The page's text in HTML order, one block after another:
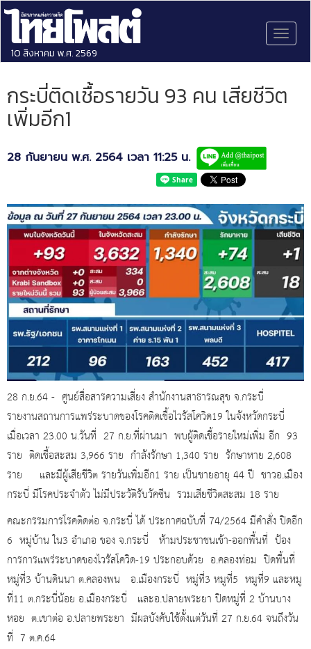
10 สิงหาคม พ.ศ. 2569
กระบี่ติดเชื้อรายวัน 93 คน เสียชีวิต
เพิ่มอีก1
28 กันยายน พ.ศ. 2564 เวลา 11:25 น.
28 ก.ย.64 - ศูนย์สื่อสารความเสี่ยง สำนักงานสาธารณสุข จ.กระบี่
รายงานสถานการแพร่ระบาดของโรคติดเชื้อไวรัสโควิด19 ในจังหวัดกระบี่
เมื่อเวลา 23.00 น.วันที่ 27 ก.ย.ที่ผ่านมา พบผู้ติดเชื้อรายใหม่เพิ่ม อีก 93
ราย ติดเชื้อสะสม 3,966 ราย กำลังรักษา 1,340 ราย รักษาหาย 2,608
ราย และมีผู้เสียชีวิต รายวันเพิ่มอีก1 ราย เป็นชายอายุ 44 ปี ชาวอ.เมือง
กระบี่ มีโรคประจำตัว ไม่มีประวัติรับวัคซีน รวมเสียชีวิตสะสม 18 ราย
คณะกรรมการโรคติดต่อ จ.กระบี่ ได้ ประกาศฉบับที่ 74/2564 มีคำสั่ง ปิดอีก
6 หมู่บ้าน ใน3 อำเภอ ของ จ.กระบี่ ห้ามประชาชนเข้า-ออกพื้นที่ ป้อง
การการแพร่ระบาดของไวรัสโควิด-19 ประกอบด้วย อ.คลองท่อม ปิดพื้นที่
หมู่ที่3 บ้านดินนา ต.คลองพน อ.เมืองกระบี่ หมู่ที่3 หมูที่5 หมูที่9 และหมู
ที่11 ต.กระบี่น้อย อ.เมืองกระบี่ และอ.ปลายพระยา ปิดหมู่ที่ 2 บ้านบาง
หอย ต.เขาต่อ อ.ปลายพระยา มีผลบังคับใช้ตั้งแต่วันที่ 27 ก.ย.64 จนถึงวัน
ที่ 7 ต.ค.64